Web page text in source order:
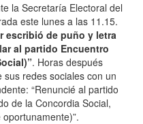
la Secretaría Electoral del
este lunes a las 11.15.
escribió de puño y letra
al partido Encuentro
. Horas después
redes sociales con un
“Renuncié al partido
de la Concordia Social,